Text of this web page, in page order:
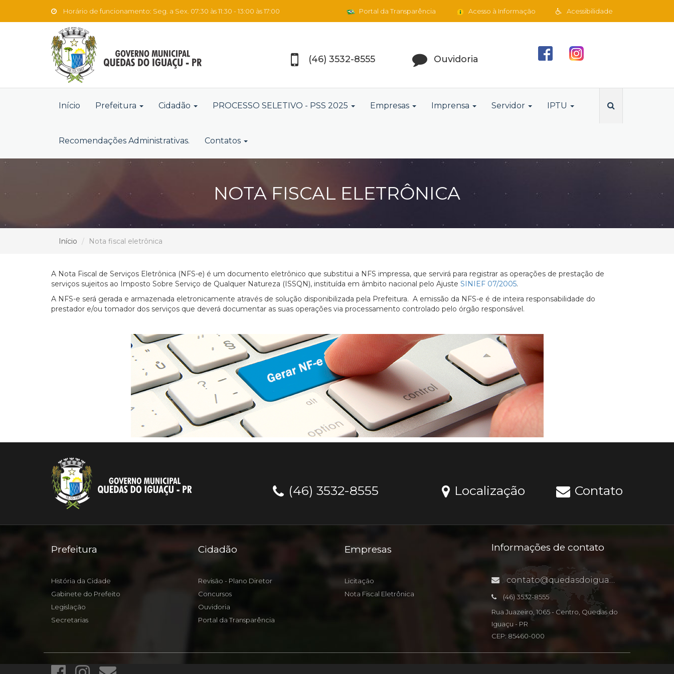
Horário de funcionamento: Seg. a Sex. 07:30 às 11:30 - 13:00 às 17:00 Acessibilidade
Acesso à Informação
Portal da Transparência
(46) 3532-8555 Ouvidoria
Início Prefeitura Cidadão PROCESSO SELETIVO - PSS 2025 Empresas Imprensa Servidor IPTU
Recomendações Administrativas. Contatos
NOTA FISCAL ELETRÔNICA
Início Nota fiscal eletrônica
A Nota Fiscal de Serviços Eletrônica (NFS-e) é um documento eletrônico que substitui a NFS impressa, que servirá para registrar as operações de prestação de
serviços sujeitos ao Imposto Sobre Serviço de Qualquer Natureza (ISSQN), instituída em âmbito nacional pelo Ajuste SINIEF 07/2005.
A NFS-e será gerada e armazenada eletronicamente através de solução disponibilizada pela Prefeitura. A emissão da NFS-e é de inteira responsabilidade do
prestador e/ou tomador dos serviços que deverá documentar as suas operações via processamento controlado pelo órgão responsável.
(46) 3532-8555 Localização Contato
Prefeitura
História da Cidade
Gabinete do Prefeito
Legislação
Secretarias
Cidadão
Revisão - Plano Diretor
Concursos
Ouvidoria
Portal da Transparência
Empresas
Licitação
Nota Fiscal Eletrônica
Informações de contato
contato@quedasdoiguacu.pr.gov.br
(46) 3532-8555
Rua Juazeiro, 1065 - Centro, Quedas do
Iguaçu - PR
CEP: 85460-000